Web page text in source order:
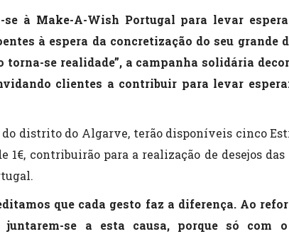
se à Make-A-Wish Portugal para levar
à espera da concretização do seu grande
torna-se realidade”, a campanha solidária
clientes a contribuir para levar
do distrito do Algarve, terão disponíveis cinco
1€, contribuirão para a realização de desejos
que cada gesto faz a diferença. Ao
juntarem-se a esta causa, porque só com